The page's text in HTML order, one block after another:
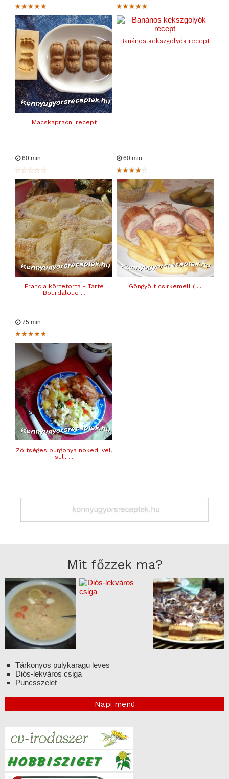
Macskapracni recept
Banános kekszgolyók recept
60 min
Francia körtetorta - Tarte
Bourdaloue ...
60 min
Göngyölt csirkemell ( ...
75 min
Zöltséges burgonya nokedlivel,
sült ...
Mit főzzek ma?
Tárkonyos pulykaragu leves
Diós-lekváros csiga
Puncsszelet
Napi menü